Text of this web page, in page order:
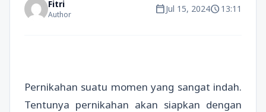
Fitri
Author calendar_todayJul 15, 2024schedule13:11
Pernikahan suatu momen yang sangat indah.
Tentunya pernikahan akan siapkan dengan